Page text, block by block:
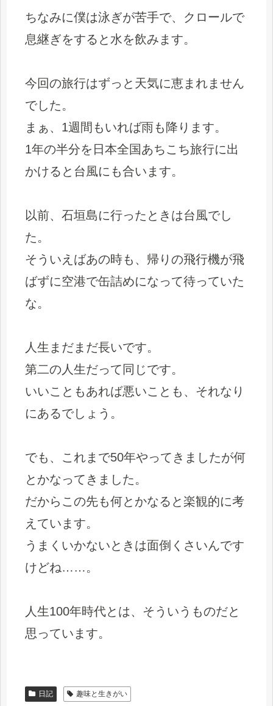
ちなみに僕は泳ぎが苦手で、クロールで
息継ぎをすると水を飲みます。
今回の旅行はずっと天気に恵まれません
でした。
まぁ、1週間もいれば雨も降ります。
1年の半分を日本全国あちこち旅行に出
かけると台風にも合います。
以前、石垣島に行ったときは台風でし
た。
そういえばあの時も、帰りの飛行機が飛
ばずに空港で缶詰めになって待っていた
な。
人生まだまだ長いです。
第二の人生だって同じです。
いいこともあれば悪いことも、それなり
にあるでしょう。
でも、これまで50年やってきましたが何
とかなってきました。
だからこの先も何とかなると楽観的に考
えています。
うまくいかないときは面倒くさいんです
けどね……。
人生100年時代とは、そういうものだと
思っています。
日記 趣味と生きがい